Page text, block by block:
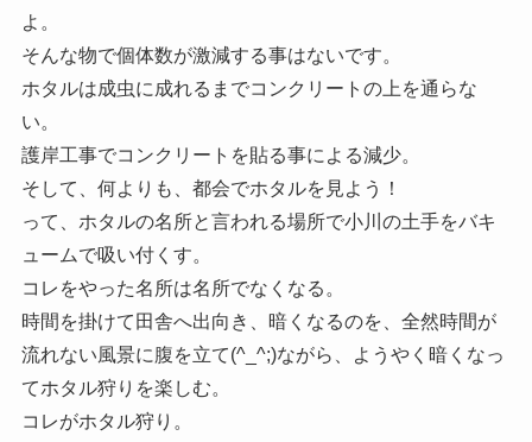
よ。
そんな物で個体数が激減する事はないです。
ホタルは成虫に成れるまでコンクリートの上を通らな
い。
護岸工事でコンクリートを貼る事による減少。
そして、何よりも、都会でホタルを見よう！
って、ホタルの名所と言われる場所で小川の土手をバキ
ュームで吸い付くす。
コレをやった名所は名所でなくなる。
時間を掛けて田舎へ出向き、暗くなるのを、全然時間が
流れない風景に腹を立て(^_^;)ながら、ようやく暗くなっ
てホタル狩りを楽しむ。
コレがホタル狩り。